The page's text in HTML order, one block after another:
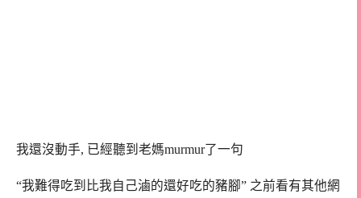
我還沒動手, 已經聽到老媽murmur了一句
“我難得吃到比我自己滷的還好吃的豬腳” 之前看有其他網